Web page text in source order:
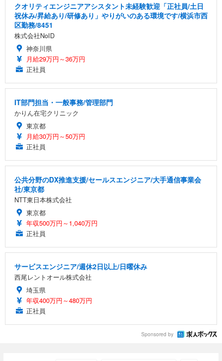
クオリティエンジニアアシスタント未経験歓迎「正社員/土日
祝休み/昇給あり/研修あり」やりがいのある環境です/横浜市西
区勤務/8451
株式会社NoID
神奈川県
月給29万円～36万円
正社員
IT部門担当・一般事務/管理部門
かりん在宅クリニック
東京都
月給30万円～50万円
正社員
公共分野のDX推進支援/セールスエンジニア/大手通信事業会
社/東京都
NTT東日本株式会社
東京都
年収500万円～1,040万円
正社員
サービスエンジニア/週休2日以上/日曜休み
西尾レントオール株式会社
埼玉県
年収400万円～480万円
正社員
Sponsored by